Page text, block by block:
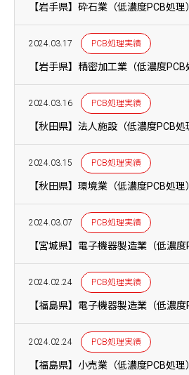
【岩手県】砕石業（低濃度PCB処理）
2024.03.17 PCB処理実績
【岩手県】精密加工業（低濃度PCB
2024.03.16 PCB処理実績
【秋田県】法人施設（低濃度PCB処
2024.03.15 PCB処理実績
【秋田県】環境業（低濃度PCB処理）
2024.03.07 PCB処理実績
【宮城県】電子機器製造業（低濃度
2024.02.24 PCB処理実績
【福島県】電子機器製造業（低濃度
2024.02.24 PCB処理実績
【福島県】小売業（低濃度PCB処理）